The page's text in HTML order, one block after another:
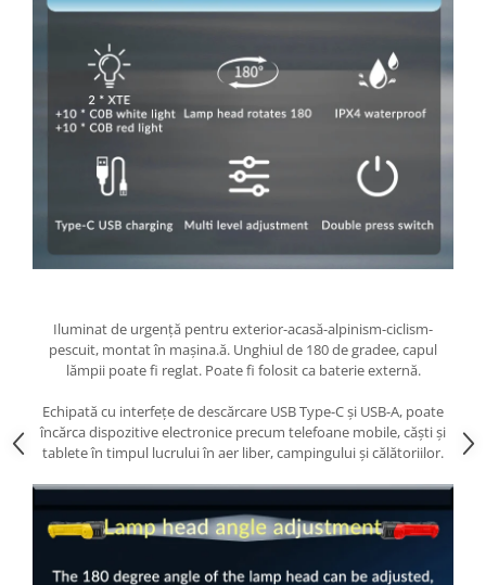
Iluminat de urgență pentru exterior-acasă-alpinism-ciclism-
pescuit, montat în mașina.ă. Unghiul de 180 de gradee, capul
lămpii poate fi reglat. Poate fi folosit ca baterie externă.
Echipată cu interfețe de descărcare USB Type-C și USB-A, poate
încărca dispozitive electronice precum telefoane mobile, căști și
tablete în timpul lucrului în aer liber, campingului și călătoriilor.